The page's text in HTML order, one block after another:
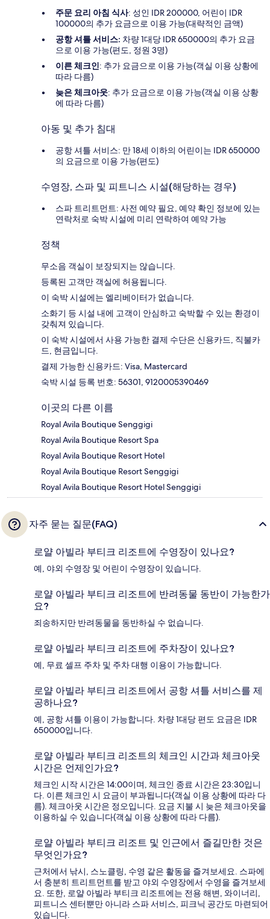
주문 요리 아침 식사: 성인 IDR 200000, 어린이 IDR
100000의 추가 요금으로 이용 가능(대략적인 금액)
공항 셔틀 서비스: 차량 1대당 IDR 650000의 추가 요금
으로 이용 가능(편도, 정원 3명)
이른 체크인: 추가 요금으로 이용 가능(객실 이용 상황에
따라 다름)
늦은 체크아웃: 추가 요금으로 이용 가능(객실 이용 상황
에 따라 다름)
아동 및 추가 침대
공항 셔틀 서비스: 만 18세 이하의 어린이는 IDR 650000
의 요금으로 이용 가능(편도)
수영장, 스파 및 피트니스 시설(해당하는 경우)
스파 트리트먼트: 사전 예약 필요, 예약 확인 정보에 있는
연락처로 숙박 시설에 미리 연락하여 예약 가능
정책
무소음 객실이 보장되지는 않습니다.
등록된 고객만 객실에 허용됩니다.
이 숙박 시설에는 엘리베이터가 없습니다.
소화기 등 시설 내에 고객이 안심하고 숙박할 수 있는 환경이
갖춰져 있습니다.
이 숙박 시설에서 사용 가능한 결제 수단은 신용카드, 직불카
드, 현금입니다.
결제 가능한 신용카드: Visa, Mastercard
숙박 시설 등록 번호: 56301, 9120005390469
이곳의 다른 이름
Royal Avila Boutique Senggigi
Royal Avila Boutique Resort Spa
Royal Avila Boutique Resort Hotel
Royal Avila Boutique Resort Senggigi
Royal Avila Boutique Resort Hotel Senggigi
자주 묻는 질문(FAQ)
로얄 아빌라 부티크 리조트에 수영장이 있나요?
예, 야외 수영장 및 어린이 수영장이 있습니다.
로얄 아빌라 부티크 리조트에 반려동물 동반이 가능한가
요?
죄송하지만 반려동물을 동반하실 수 없습니다.
로얄 아빌라 부티크 리조트에 주차장이 있나요?
예, 무료 셀프 주차 및 주차 대행 이용이 가능합니다.
로얄 아빌라 부티크 리조트에서 공항 셔틀 서비스를 제
공하나요?
예, 공항 셔틀 이용이 가능합니다. 차량 1대당 편도 요금은 IDR
650000입니다.
로얄 아빌라 부티크 리조트의 체크인 시간과 체크아웃
시간은 언제인가요?
체크인 시작 시간은 14:00이며, 체크인 종료 시간은 23:30입니
다. 이른 체크인 시 요금이 부과됩니다(객실 이용 상황에 따라 다
름). 체크아웃 시간은 정오입니다. 요금 지불 시 늦은 체크아웃을
이용하실 수 있습니다(객실 이용 상황에 따라 다름).
로얄 아빌라 부티크 리조트 및 인근에서 즐길만한 것은
무엇인가요?
근처에서 낚시, 스노클링, 수영 같은 활동을 즐겨보세요. 스파에
서 충분히 트리트먼트를 받고 야외 수영장에서 수영을 즐겨보세
요. 또한, 로얄 아빌라 부티크 리조트에는 전용 해변, 와이너리,
피트니스 센터뿐만 아니라 스파 서비스, 피크닉 공간도 마련되어
있습니다.